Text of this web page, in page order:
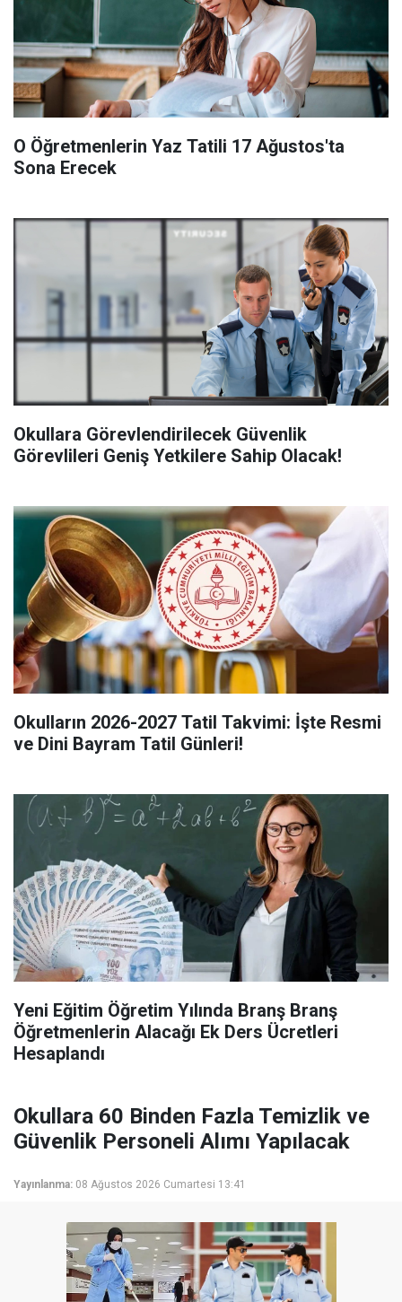
O Öğretmenlerin Yaz Tatili 17 Ağustos'ta
Sona Erecek
Okullara Görevlendirilecek Güvenlik
Görevlileri Geniş Yetkilere Sahip Olacak!
Okulların 2026-2027 Tatil Takvimi: İşte Resmi
ve Dini Bayram Tatil Günleri!
Yeni Eğitim Öğretim Yılında Branş Branş
Öğretmenlerin Alacağı Ek Ders Ücretleri
Hesaplandı
Okullara 60 Binden Fazla Temizlik ve
Güvenlik Personeli Alımı Yapılacak
Yayınlanma: 08 Ağustos 2026 Cumartesi 13:41